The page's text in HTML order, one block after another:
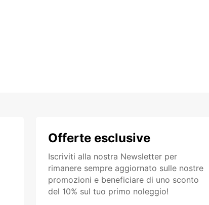
Offerte esclusive
Iscriviti alla nostra Newsletter per
rimanere sempre aggiornato sulle nostre
promozioni e beneficiare di uno sconto
del 10% sul tuo primo noleggio!